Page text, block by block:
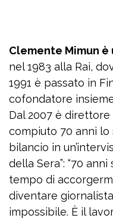
Clemente Mimun
nel 1983 alla Rai,
1991 è passato in
cofondatore
Dal 2007 è direttore
compiuto 70 anni
bilancio in
della Sera”: “70
tempo di
diventare giornalista
impossibile. È il